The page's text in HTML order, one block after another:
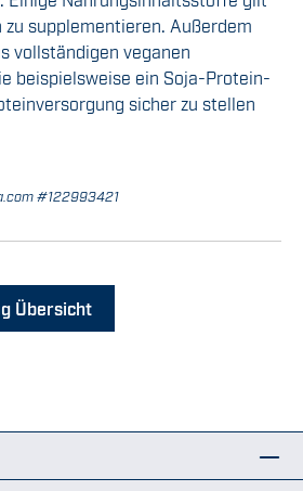
zu supplementieren. Außerdem
vollständigen veganen
beispielsweise ein Soja-Protein-
sicher zu stellen
#122993421
Übersicht